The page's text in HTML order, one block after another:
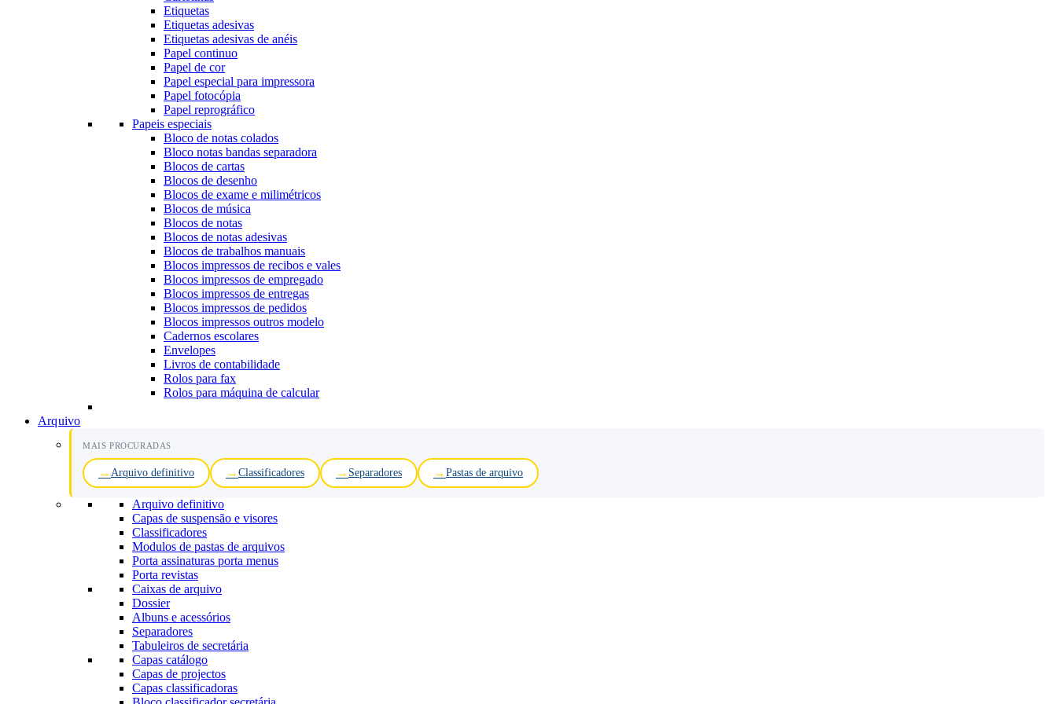
Etiquetas
Etiquetas adesivas
Etiquetas adesivas de anéis
Papel continuo
Papel de cor
Papel especial para impressora
Papel fotocópia
Papel reprográfico
Papeis especiais
Bloco de notas colados
Bloco notas bandas separadora
Blocos de cartas
Blocos de desenho
Blocos de exame e milimétricos
Blocos de música
Blocos de notas
Blocos de notas adesivas
Blocos de trabalhos manuais
Blocos impressos de recibos e vales
Blocos impressos de empregado
Blocos impressos de entregas
Blocos impressos de pedidos
Blocos impressos outros modelo
Cadernos escolares
Envelopes
Livros de contabilidade
Rolos para fax
Rolos para máquina de calcular
Arquivo
MAIS PROCURADAS
Arquivo definitivo Classificadores Separadores Pastas de arquivo
Arquivo definitivo
Capas de suspensão e visores
Classificadores
Modulos de pastas de arquivos
Porta assinaturas porta menus
Porta revistas
Caixas de arquivo
Dossier
Albuns e acessórios
Separadores
Tabuleiros de secretária
Capas catálogo
Capas de projectos
Capas classificadoras